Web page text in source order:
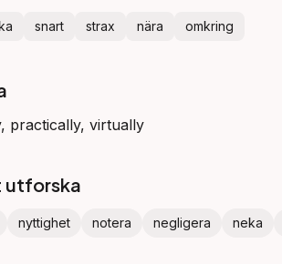
snart strax nära omkring
practically, virtually
utforska
nyttighet notera negligera neka